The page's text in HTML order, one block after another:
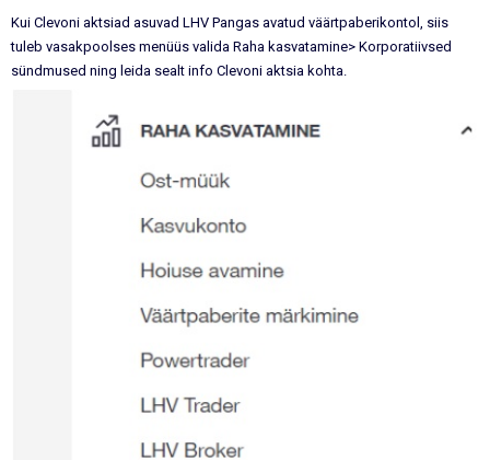
Kui Clevoni aktsiad asuvad LHV Pangas avatud väärtpaberikontol, siis
tuleb vasakpoolses menüüs valida Raha kasvatamine> Korporatiivsed
sündmused ning leida sealt info Clevoni aktsia kohta.